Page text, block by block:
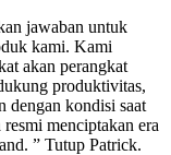
jawaban untuk
kami. Kami
akan perangkat
produktivitas,
dengan kondisi saat
menciptakan era
” Tutup Patrick.